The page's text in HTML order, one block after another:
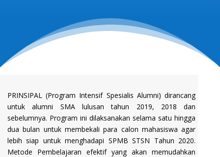
PRINSIPAL (Program Intensif Spesialis Alumni) dirancang
untuk alumni SMA lulusan tahun 2019, 2018 dan
sebelumnya. Program ini dilaksanakan selama satu hingga
dua bulan untuk membekali para calon mahasiswa agar
lebih siap untuk menghadapi SPMB STSN Tahun 2020.
Metode Pembelajaran efektif yang akan memudahkan